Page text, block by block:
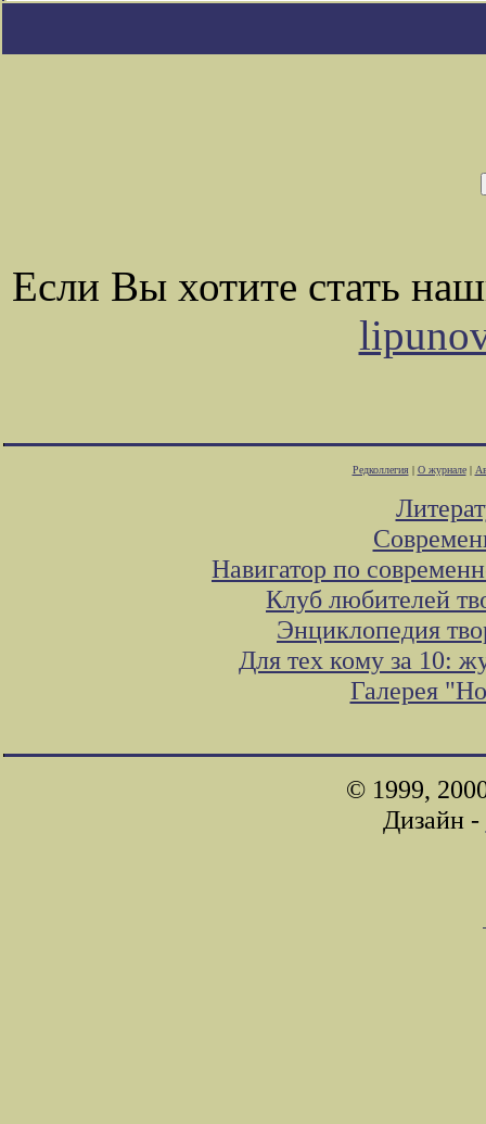
Если Вы хотите стать
Редколлегия| О журнале|
Навигатор по
Клуб любителей
Энциклопедия
Для тех кому за 10:
Галерея
© 1999,
Дизайн -